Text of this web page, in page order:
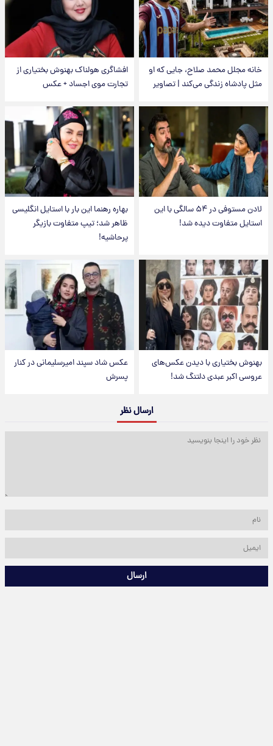
خانه مجلل محمد صلاح، جایی که او
مثل پادشاه زندگی می‌کند | تصاویر
افشاگری هولناک بهنوش بختیاری از
تجارت موی اجساد + عکس
لادن مستوفی در ۵۴ سالگی با این
استایل متفاوت دیده شد!
بهاره رهنما این بار با استایل انگلیسی
ظاهر شد؛ تیپ متفاوت بازیگر
پرحاشیه!
بهنوش بختیاری با دیدن عکس‌های
عروسی اکبر عبدی دلتنگ شد!
عکس شاد سپند امیرسلیمانی در کنار
پسرش
ارسال نظر
ارسال